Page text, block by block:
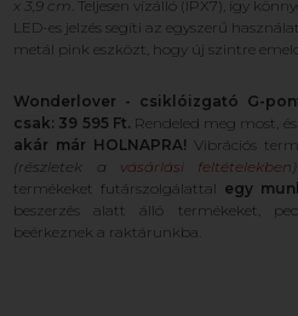
x 3,9 cm . Teljesen vízálló (IPX7), így
LED-es jelzés segíti az egyszerű
metál pink eszközt, hogy új szintre
Wonderlover - csiklóizgató G-
csak: 39 595 Ft. Rendeled meg most, és
akár már HOLNAPRA! Vibrációs
(részletek a vásárlási feltételekben )
termékeket futárszolgálattal egy
beszerzés alatt álló termékeket,
beérkeznek a raktárunkba.